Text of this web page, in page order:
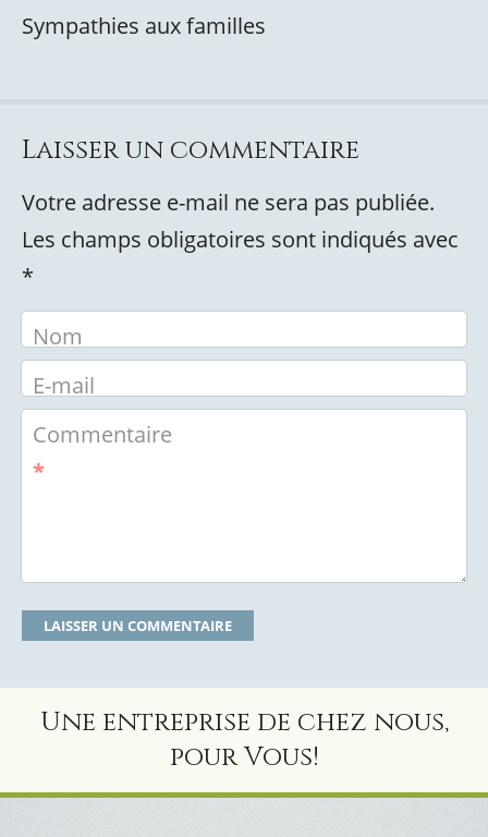
Sympathies aux familles
Laisser un commentaire
Votre adresse e-mail ne sera pas publiée.
Les champs obligatoires sont indiqués avec
*
Nom
E-mail
Commentaire
*
Une entreprise de chez nous,
pour Vous!